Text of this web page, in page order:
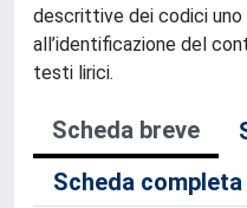
descrittive dei codici
all’identificazione del
testi lirici.
Scheda breve
Scheda completa